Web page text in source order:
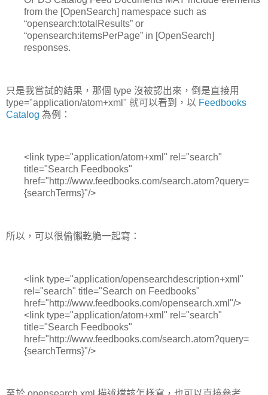
from the [OpenSearch] namespace such as
“opensearch:totalResults” or
“opensearch:itemsPerPage” in [OpenSearch]
responses.
只是我嘗試的結果，那個 type 沒被認出來，倒是直接用
type="application/atom+xml" 就可以看到，以 Feedbooks
Catalog 為例：
<link type="application/atom+xml" rel="search"
title="Search Feedbooks"
href="http://www.feedbooks.com/search.atom?query=
{searchTerms}"/>
所以，可以很偷懶乾脆一起寫：
<link type="application/opensearchdescription+xml"
rel="search" title="Search on Feedbooks"
href="http://www.feedbooks.com/opensearch.xml"/>
<link type="application/atom+xml" rel="search"
title="Search Feedbooks"
href="http://www.feedbooks.com/search.atom?query=
{searchTerms}"/>